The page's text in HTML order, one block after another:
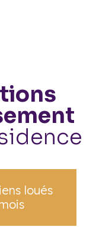
loués